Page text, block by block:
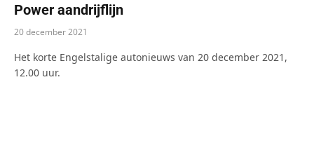
Power aandrijflijn
20 december 2021
Het korte Engelstalige autonieuws van 20 december 2021,
12.00 uur.